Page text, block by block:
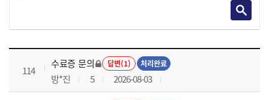
국가회계이론 과정 목록 으로 번호, 제목, 작성자, 조회수, 등록 일로 나열 되고 있습니다.
114
수료증 문의 답변(1) 처리완료
방*진 5 2026-08-03